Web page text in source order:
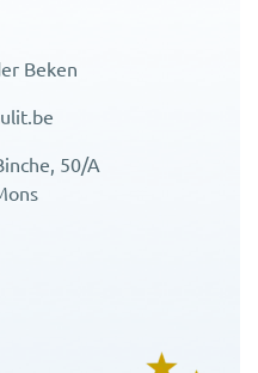
Beken
50/A